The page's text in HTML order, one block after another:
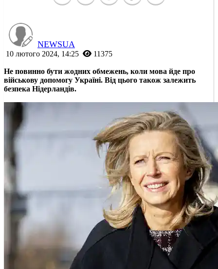
NEWSUA
10 лютого 2024, 14:25 11375
Не повинно бути жодних обмежень, коли мова йде про
військову допомогу Україні. Від цього також залежить
безпека Нідерландів.